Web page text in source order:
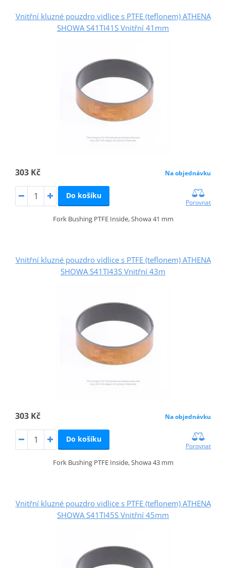
Vnitřní kluzné pouzdro vidlice s PTFE (teflonem) ATHENA
SHOWA S41TI41S Vnitřní 41mm
303 Kč Na objednávku
Do košíku
Porovnat
Fork Bushing PTFE Inside, Showa 41 mm
Vnitřní kluzné pouzdro vidlice s PTFE (teflonem) ATHENA
SHOWA S41TI43S Vnitřní 43m
303 Kč Na objednávku
Do košíku
Porovnat
Fork Bushing PTFE Inside, Showa 43 mm
Vnitřní kluzné pouzdro vidlice s PTFE (teflonem) ATHENA
SHOWA S41TI45S Vnitřní 45mm